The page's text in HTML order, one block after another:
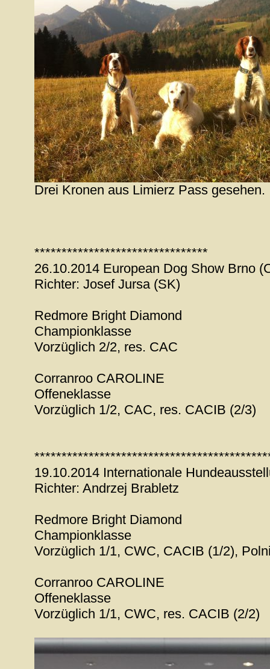
Drei Kronen aus Limierz Pass gesehen.
********************************
26.10.2014 European Dog Show Brno
Richter: Josef Jursa (SK)
Redmore Bright Diamond
Championklasse
Vorzüglich 2/2, res. CAC
Corranroo CAROLINE
Offeneklasse
Vorzüglich 1/2, CAC, res. CACIB (2/3)
19.10.2014 Internationale
Richter: Andrzej Brabletz
Redmore Bright Diamond
Championklasse
Vorzüglich 1/1, CWC, CACIB (1/2),
Corranroo CAROLINE
Offeneklasse
Vorzüglich 1/1, CWC, res. CACIB (2/2)